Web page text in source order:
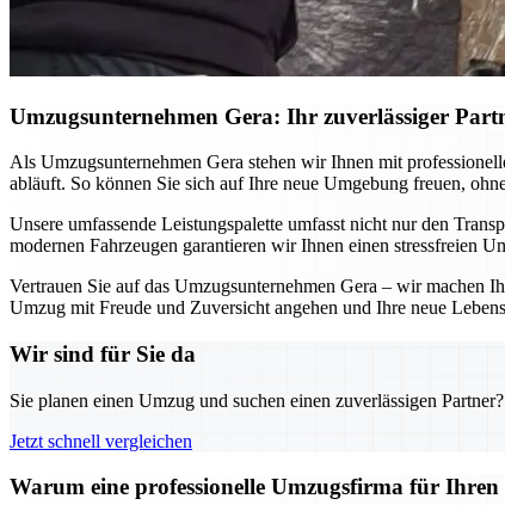
Umzugsunternehmen Gera: Ihr zuverlässiger
Als Umzugsunternehmen Gera stehen wir Ihnen mit
abläuft. So können Sie sich auf Ihre neue Umgebung freuen,
Unsere umfassende Leistungspalette umfasst nicht nur den
modernen Fahrzeugen garantieren wir Ihnen einen stressfreien
Vertrauen Sie auf das Umzugsunternehmen Gera – wir
Umzug mit Freude und Zuversicht angehen und Ihre neue
Wir sind für Sie da
Sie planen einen Umzug und suchen einen zuverlässigen
Jetzt schnell vergleichen
Warum eine professionelle Umzugsfirma für